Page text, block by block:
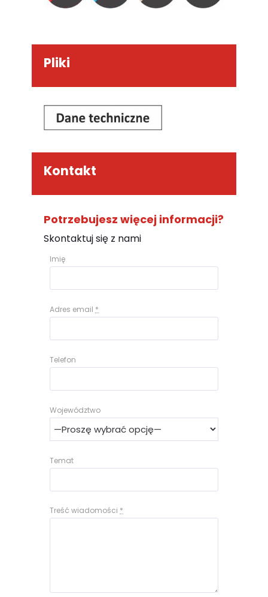
Pliki
Kontakt
Potrzebujesz więcej informacji?
Skontaktuj się z nami
Imię
Adres email *
Telefon
Województwo
Temat
Treść wiadomości *